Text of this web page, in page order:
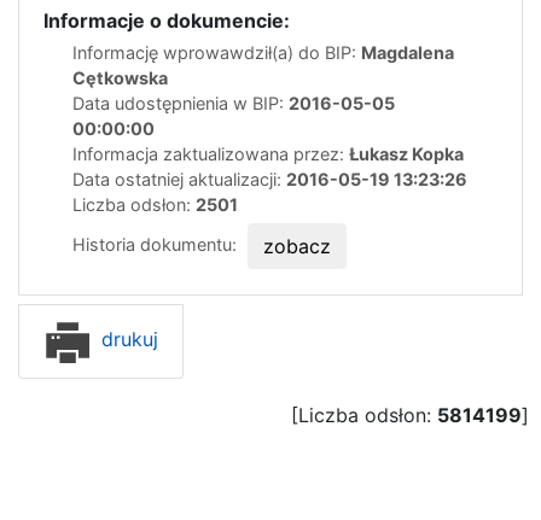
Informacje o dokumencie:
Informację wprowawdził(a) do BIP: Magdalena
Cętkowska
Data udostępnienia w BIP: 2016-05-05
00:00:00
Informacja zaktualizowana przez: Łukasz Kopka
Data ostatniej aktualizacji: 2016-05-19 13:23:26
Liczba odsłon: 2501
Historia dokumentu:
zobacz
drukuj
[Liczba odsłon: 5814199]